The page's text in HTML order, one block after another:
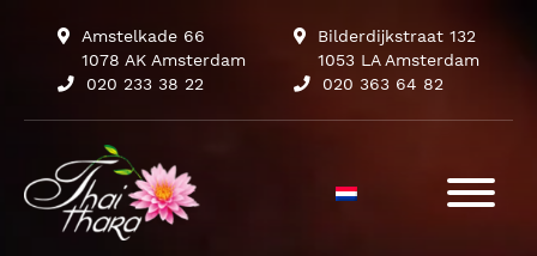
Amstelkade 66
1078 AK Amsterdam
020 233 38 22
Bilderdijkstraat 132
1053 LA Amsterdam
020 363 64 82